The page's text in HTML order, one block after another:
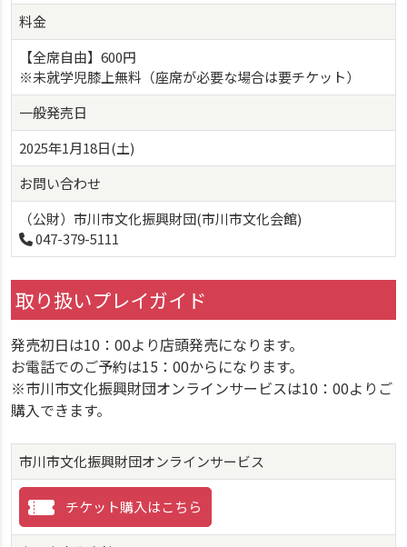
料金
【全席自由】600円
※未就学児膝上無料（座席が必要な場合は要チケット）
一般発売日
2025年1月18日(土)
お問い合わせ
（公財）市川市文化振興財団(市川市文化会館)
047-379-5111
取り扱いプレイガイド
発売初日は10：00より店頭発売になります。
お電話でのご予約は15：00からになります。
※市川市文化振興財団オンラインサービスは10：00よりご
購入できます。
市川市文化振興財団オンラインサービス
チケット購入はこちら